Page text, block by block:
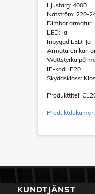
Ljusfärg: 4000
Nätström: 220-
Dimbar armatur:
LED: Ja
Inbyggd LED: Ja
Armaturen kan
Wattstyrka på
IP-kod: IP20
Skyddsklass:
Produkttitel:
KUNDTJÄNST